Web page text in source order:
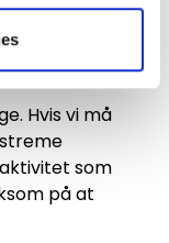
tjeneste på
få tilbud om
Hvis vi må
som
på at